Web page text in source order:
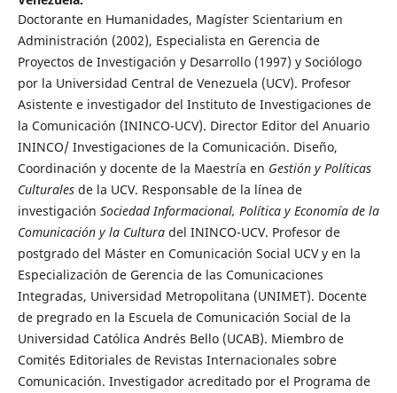
Doctorante en Humanidades, Magíster Scientarium en
Administración (2002), Especialista en Gerencia de
Proyectos de Investigación y Desarrollo (1997) y Sociólogo
por la Universidad Central de Venezuela (UCV). Profesor
Asistente e investigador del Instituto de Investigaciones de
la Comunicación (ININCO-UCV). Director Editor del Anuario
ININCO/ Investigaciones de la Comunicación. Diseño,
Coordinación y docente de la Maestría en Gestión y Políticas
Culturales de la UCV. Responsable de la línea de
investigación Sociedad Informacional, Política y Economía de la
Comunicación y la Cultura del ININCO-UCV. Profesor de
postgrado del Máster en Comunicación Social UCV y en la
Especialización de Gerencia de las Comunicaciones
Integradas, Universidad Metropolitana (UNIMET). Docente
de pregrado en la Escuela de Comunicación Social de la
Universidad Católica Andrés Bello (UCAB). Miembro de
Comités Editoriales de Revistas Internacionales sobre
Comunicación. Investigador acreditado por el Programa de